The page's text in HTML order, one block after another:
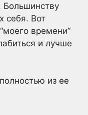
Большинству
себя. Вот
времени”
и лучше
из ее